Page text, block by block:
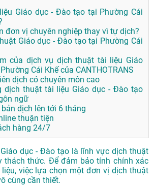
Giáo dục - Đào tạo tại Phường Cái
đơn vị chuyên nghiệp thay vì tự dịch?
Giáo dục - Đào tạo tại Phường Cái
của dịch vụ dịch thuật tài liệu Giáo
Cái Khế của CANTHOTRANS
dịch có chuyên môn cao
dịch thuật tài liệu Giáo dục - Đào tạo
ngữ
bản dịch lên tới 6 tháng
thuận tiện
hàng 24/7
dục - Đào tạo là lĩnh vực dịch thuật
thách thức. Để đảm bảo tính chính xác
việc lựa chọn một đơn vị dịch thuật
cùng cần thiết.